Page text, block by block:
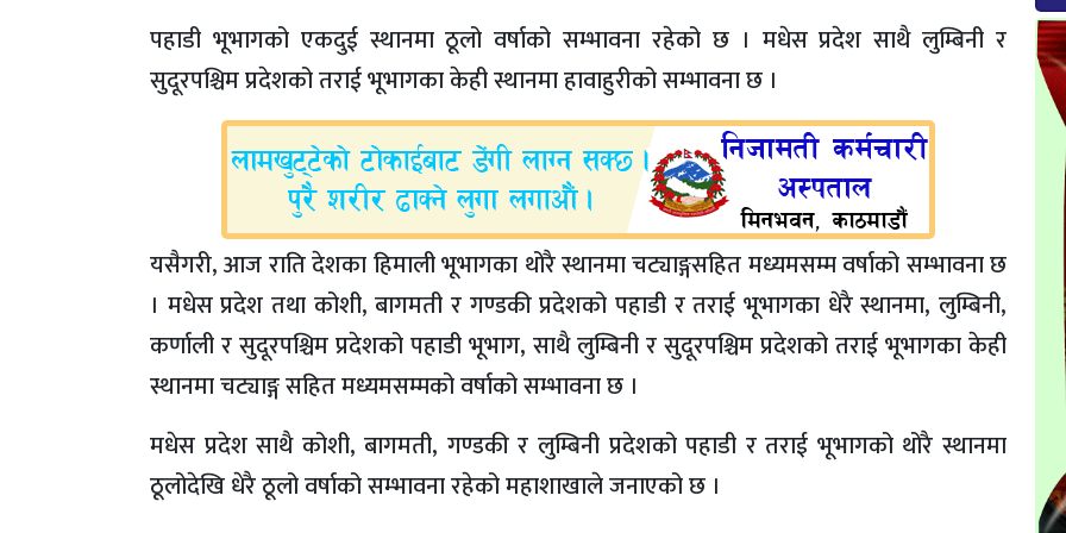
पहाडी भूभागको एकदुई स्थानमा ठूलो वर्षाको सम्भावना रहेको छ । मधेस प्रदेश साथै लुम्बिनी र
सुदूरपश्चिम प्रदेशको तराई भूभागका केही स्थानमा हावाहुरीको सम्भावना छ ।
यसैगरी, आज राति देशका हिमाली भूभागका थोरै स्थानमा चट्याङ्गसहित मध्यमसम्म वर्षाको सम्भावना छ
। मधेस प्रदेश तथा कोशी, बागमती र गण्डकी प्रदेशको पहाडी र तराई भूभागका धेरै स्थानमा, लुम्बिनी,
कर्णाली र सुदूरपश्चिम प्रदेशको पहाडी भूभाग, साथै लुम्बिनी र सुदूरपश्चिम प्रदेशको तराई भूभागका केही
स्थानमा चट्याङ्ग सहित मध्यमसम्मको वर्षाको सम्भावना छ ।
मधेस प्रदेश साथै कोशी, बागमती, गण्डकी र लुम्बिनी प्रदेशको पहाडी र तराई भूभागको थोरै स्थानमा
ठूलोदेखि धेरै ठूलो वर्षाको सम्भावना रहेको महाशाखाले जनाएको छ ।